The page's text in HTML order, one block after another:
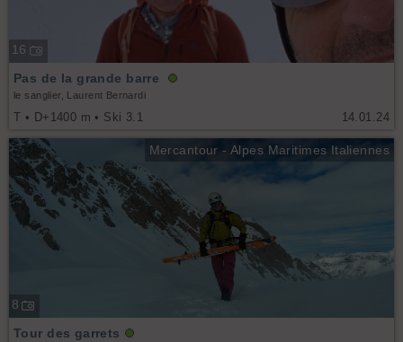
16
14.01.24
Pas de la grande barre
le sanglier, Laurent Bernardi
T • D+1400 m • Ski 3.1
Mercantour - Alpes Maritimes Italiennes
8
Tour des garrets